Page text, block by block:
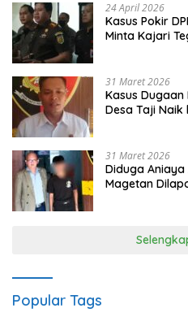
24 April 2026
Kasus Pokir
Minta Kajari
31 Maret 2026
Kasus
Desa Taji Naik
31 Maret 2026
Diduga Aniaya
Magetan
Popular Tags